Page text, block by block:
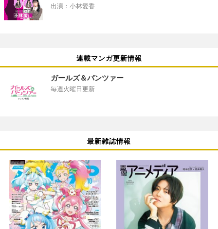
出演：小林愛香
連載マンガ更新情報
ガールズ＆パンツァー
毎週火曜日更新
最新雑誌情報